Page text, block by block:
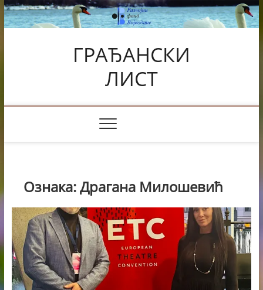
Skip
to
content
ГРАЂАНСКИ
ЛИСТ
Ознака:Драгана Милошевић